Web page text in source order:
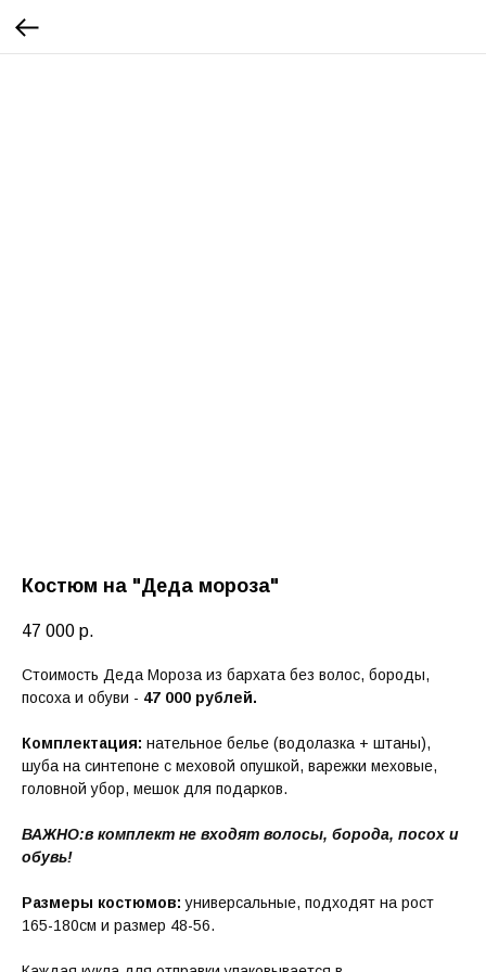
Костюм на "Деда мороза"
47 000 р.
Стоимость Деда Мороза из бархата без волос, бороды,
посоха и обуви - 47 000 рублей.
Комплектация: нательное белье (водолазка + штаны),
шуба на синтепоне с меховой опушкой, варежки меховые,
головной убор, мешок для подарков.
ВАЖНО:в комплект не входят волосы, борода, посох и
обувь!
Размеры костюмов: универсальные, подходят на рост
165-180см и размер 48-56.